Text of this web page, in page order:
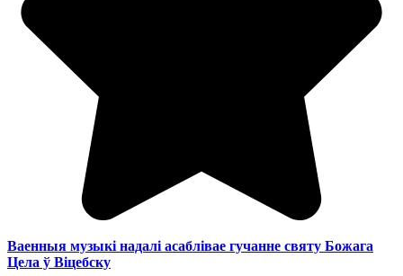
Ваенныя музыкі надалі асаблівае гучанне святу Божага
Цела ў Віцебску